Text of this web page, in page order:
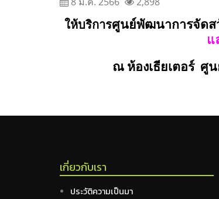
ให้บริการศูนย์พัฒนาการจัดส
แ
ณ ห้องเธียเตอร์ ศู
เกี่ยวกับเรา
ประวัติความเป็นมา